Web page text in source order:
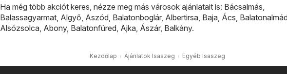
Ha még több akciót keres, nézze meg más városok ajánlatait is: Bácsalmás,
Balassagyarmat, Algyő, Aszód, Balatonboglár, Albertirsa, Baja, Ács,
Alsózsolca, Abony, Balatonfüred, Ajka, Ászár, Balkány.
Kezdőlap Ajánlatok Isaszeg Egyéb Isaszeg